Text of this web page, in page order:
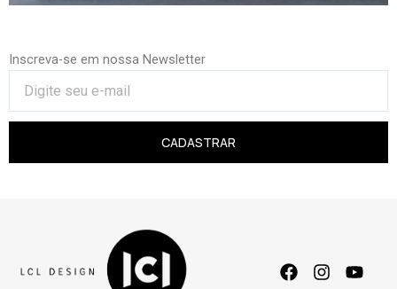
Inscreva-se em nossa Newsletter
CADASTRAR